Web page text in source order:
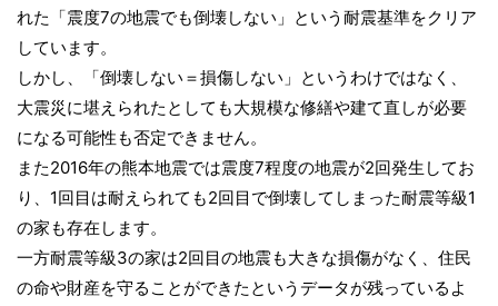
れた「震度7の地震でも倒壊しない」という耐震基準をクリア
しています。
しかし、「倒壊しない＝損傷しない」というわけではなく、
大震災に堪えられたとしても大規模な修繕や建て直しが必要
になる可能性も否定できません。
また2016年の熊本地震では震度7程度の地震が2回発生してお
り、1回目は耐えられても2回目で倒壊してしまった耐震等級1
の家も存在します。
一方耐震等級3の家は2回目の地震も大きな損傷がなく、住民
の命や財産を守ることができたというデータが残っているよ